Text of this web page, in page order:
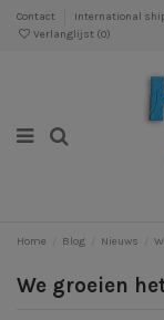
Contact International
Verlanglijst (0)
Home Blog Nieuws
We groeien